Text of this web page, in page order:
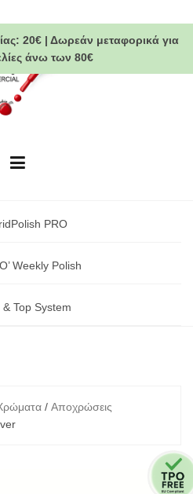
20€| Δωρεάν μεταφορικάγια
άνω των 80€
PRO
Weekly Polish
& Top System
/ Αποχρώσεις